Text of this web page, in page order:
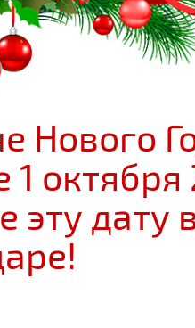
Нового
1 октября
эту дату